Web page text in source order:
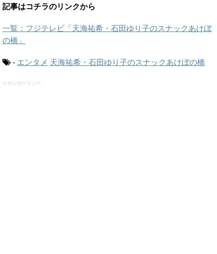
記事はコチラのリンクから
一覧：フジテレビ「天海祐希・石田ゆり子のスナックあけぼ
の橋」
- エンタメ 天海祐希・石田ゆり子のスナックあけぼの橋
スポンサーリンク